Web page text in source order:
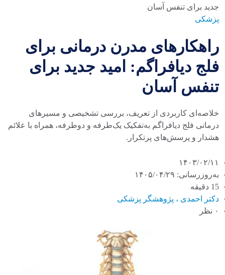
جدید برای تنفس آسان
پزشکی
راهکارهای مدرن درمانی برای
فلج دیافراگم: امید جدید برای
تنفس آسان
خلاصه‌ای کاربردی از تعریف، بررسی تشخیصی و مسیرهای
درمانی فلج دیافراگم به‌تفکیک یک‌طرفه و دوطرفه، همراه با علائم
هشدار و پرسش‌های پرتکرار.
۱۴۰۳/۰۲/۱۱
به‌روزرسانی: ۱۴۰۵/۰۴/۲۹
15 دقیقه
دکتر احمدی ، پژوهشگر پزشکی
۰ نظر